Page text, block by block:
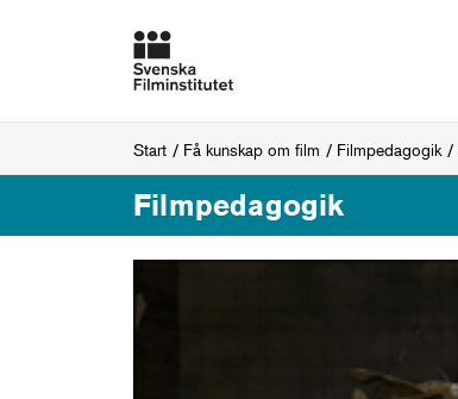
Start Få kunskap om film Filmpedagogik
Filmpedagogik